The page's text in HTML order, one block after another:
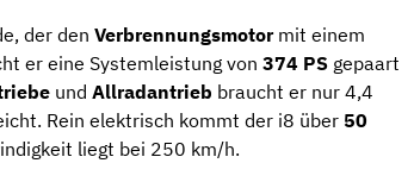
der den Verbrennungsmotormit einem
er eine Systemleistung von 374 PS gepaart
und Allradantrieb braucht er nur 4,4
Rein elektrisch kommt der i8 über 50
liegt bei 250 km/h.